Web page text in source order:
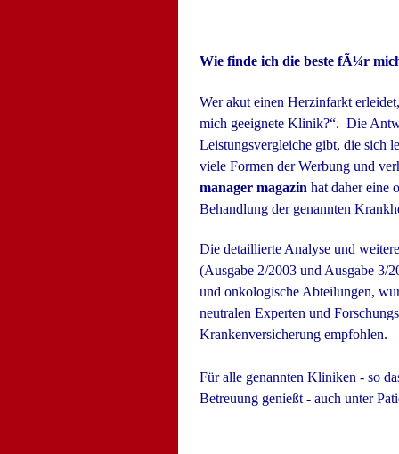
Wie finde ich die beste fÃ¼r
Wer akut einen Herzinfarkt
mich geeignete Klinik?“. Die
Leistungsvergleiche gibt, die sich
viele Formen der Werbung und
manager magazin hat daher eine
Behandlung der genannten
Die detaillierte Analyse und
(Ausgabe 2/2003 und Ausgabe 3/
und onkologische Abteilungen,
neutralen Experten und
Krankenversicherung empfohlen.
Für alle genannten Kliniken - so
Betreuung genießt - auch unter